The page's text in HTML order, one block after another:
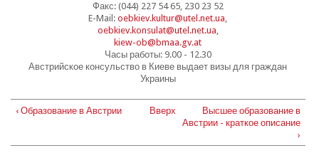
Факс: (044) 227 54 65, 230 23 52
E-Mail:oebkiev.kultur@utel.net.ua,
oebkiev.konsulat@utel.net.ua,
kiew-ob@bmaa.gv.at
Часы работы: 9.00 - 12.30
Австрийское консульство в Киеве выдает визы для граждан
Украины
‹ Образование в Австрии Вверх
Высшее образование в
Австрии - краткое описание
›